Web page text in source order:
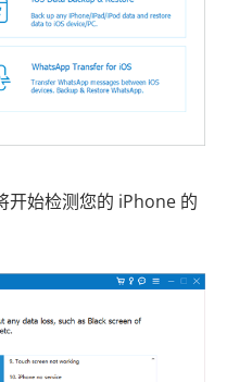
开始检测您的 iPhone 的